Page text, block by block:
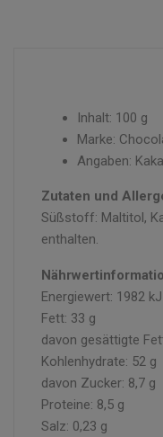
Inhalt: 100 g
Marke:
Angaben:
Zutaten und
Süßstoff: Maltitol,
enthalten.
Energiewert: 1982
Fett: 33 g
davon gesättigte
Kohlenhydrate: 52 g
davon Zucker: 8,7 g
Proteine: 8,5 g
Salz: 0,23 g